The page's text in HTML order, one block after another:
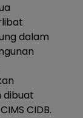
dalam
dibuat
CIDB.